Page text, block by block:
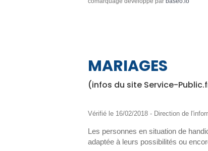
MARIAGES
(infos du site Service-
Vérifié le 16/02/2018 - Direction de
Les personnes en situation de
adaptée à leurs possibilités ou